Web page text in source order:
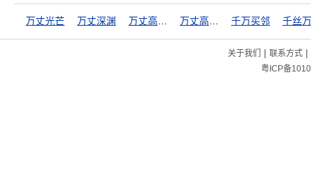
万丈光芒 万丈深渊 千万买邻 千丝
关于我们 | 联系方式|
粤ICP备